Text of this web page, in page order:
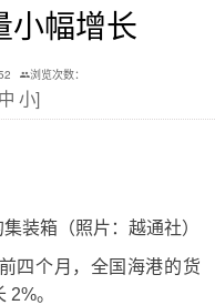
小幅增长
浏览次数：
中 小]
装箱（照片：越通社）
四个月，全国海港的货
。